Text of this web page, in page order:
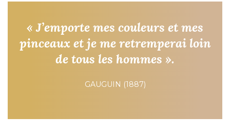
« J’emporte mes couleurs et mes
pinceaux et je me retremperai loin
de tous les hommes ».
GAUGUIN (1887)